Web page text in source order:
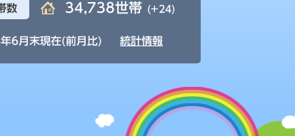
数 34,738世帯 (+24)
6月末現在(前月比) 統計情報